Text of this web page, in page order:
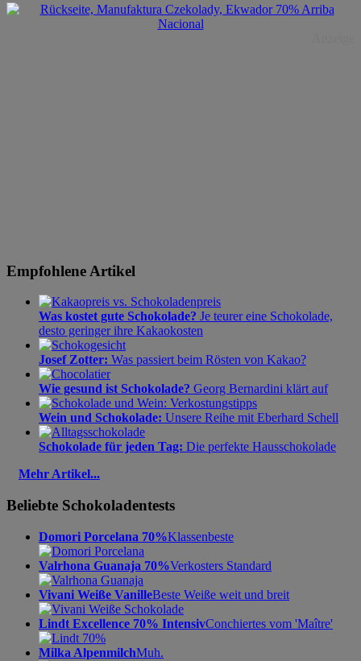
Empfohlene Artikel
Was kostet gute Schokolade? Je teurer eine Schokolade,
desto geringer ihre Kakaokosten
Josef Zotter: Was passiert beim Rösten von Kakao?
Wie gesund ist Schokolade? Georg Bernardini klärt auf
Wein und Schokolade: Unsere Reihe mit Eberhard Schell
Schokolade für jeden Tag: Die perfekte Hausschokolade
Mehr Artikel...
Beliebte Schokoladentests
Domori Porcelana 70%Klassenbeste
Valrhona Guanaja 70%Verkosters Standard
Vivani Weiße VanilleBeste Weiße weit und breit
Lindt Excellence 70% IntensivConchiertes vom 'Maître'
Milka AlpenmilchMuh.